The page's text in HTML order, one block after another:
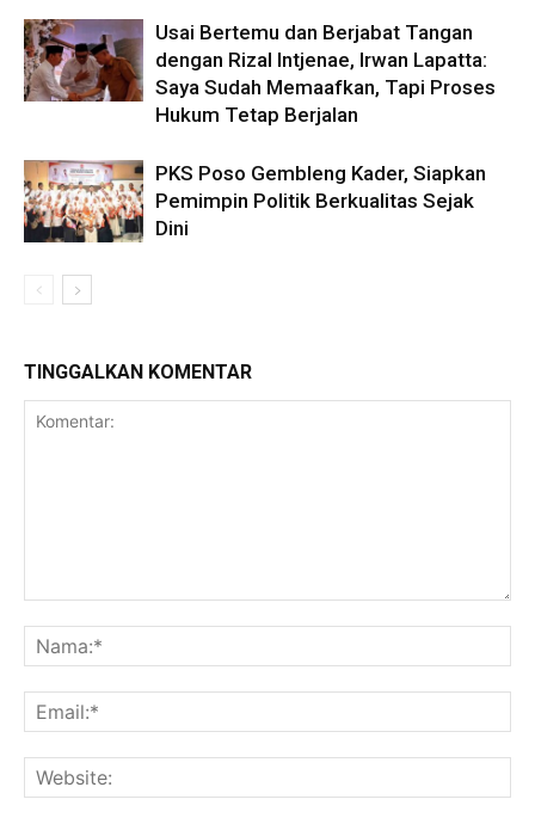
Usai Bertemu dan Berjabat Tangan
dengan Rizal Intjenae, Irwan Lapatta:
Saya Sudah Memaafkan, Tapi Proses
Hukum Tetap Berjalan
PKS Poso Gembleng Kader, Siapkan
Pemimpin Politik Berkualitas Sejak
Dini
TINGGALKAN KOMENTAR